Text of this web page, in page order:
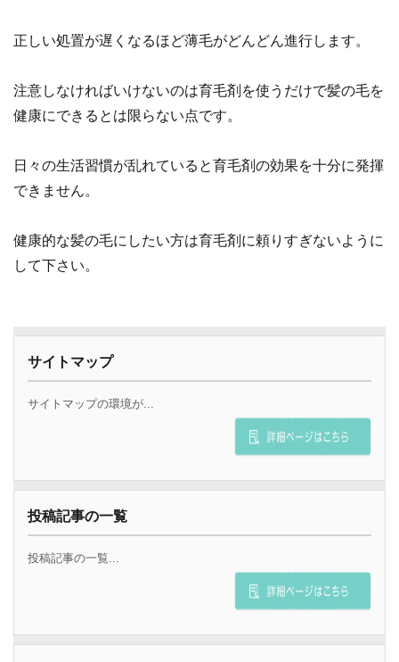
正しい処置が遅くなるほど薄毛がどんどん進行します。
注意しなければいけないのは育毛剤を使うだけで髪の毛を
健康にできるとは限らない点です。
日々の生活習慣が乱れていると育毛剤の効果を十分に発揮
できません。
健康的な髪の毛にしたい方は育毛剤に頼りすぎないように
して下さい。
サイトマップ
サイトマップの環境が...
投稿記事の一覧
投稿記事の一覧...